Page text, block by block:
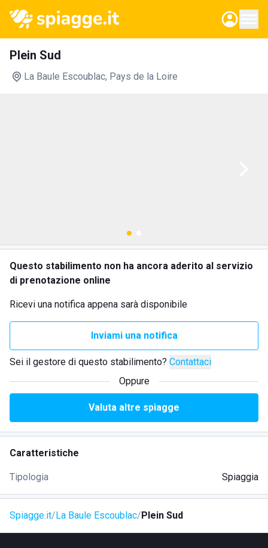
Plein Sud
La Baule Escoublac, Pays de la Loire
Questo stabilimento non ha ancora aderito al servizio
di prenotazione online
Ricevi una notifica appena sarà disponibile
Inviami una notifica
Sei il gestore di questo stabilimento? Contattaci
Oppure
Valuta altre spiagge
Caratteristiche
Tipologia Spiaggia
Spiagge.it La Baule Escoublac Plein Sud